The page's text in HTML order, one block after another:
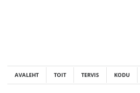
AVALEHT TOIT TERVIS KODU